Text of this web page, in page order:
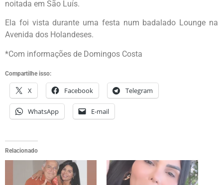
noitada em São Luís.
Ela foi vista durante uma festa num badalado Lounge na
Avenida dos Holandeses.
*Com informações de Domingos Costa
Compartilhe isso:
X Facebook Telegram
WhatsApp E-mail
Relacionado